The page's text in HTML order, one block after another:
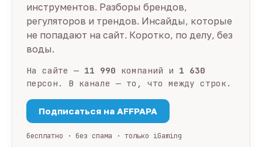
инструментов. Разборы брендов,
регуляторов и трендов. Инсайды, которые
не попадают на сайт. Коротко, по делу, без
воды.
На сайте — 11 990 компаний и 1 630
персон. В канале — то, что между строк.
Подписаться на AFFPAPA
бесплатно · без спама · только iGaming